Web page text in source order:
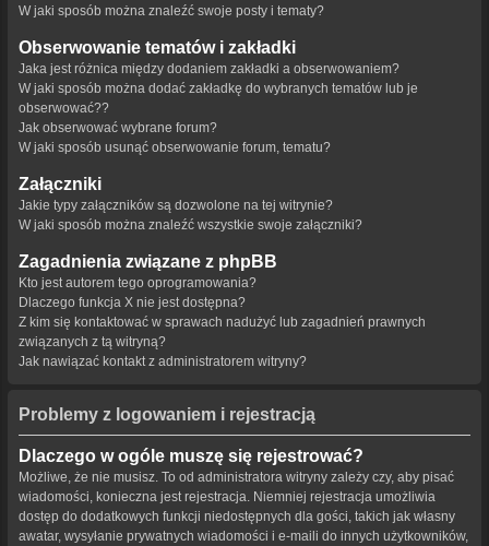
W jaki sposób można znaleźć swoje posty i tematy?
Obserwowanie tematów i zakładki
Jaka jest różnica między dodaniem zakładki a obserwowaniem?
W jaki sposób można dodać zakładkę do wybranych tematów lub je
obserwować??
Jak obserwować wybrane forum?
W jaki sposób usunąć obserwowanie forum, tematu?
Załączniki
Jakie typy załączników są dozwolone na tej witrynie?
W jaki sposób można znaleźć wszystkie swoje załączniki?
Zagadnienia związane z phpBB
Kto jest autorem tego oprogramowania?
Dlaczego funkcja X nie jest dostępna?
Z kim się kontaktować w sprawach nadużyć lub zagadnień prawnych
związanych z tą witryną?
Jak nawiązać kontakt z administratorem witryny?
Problemy z logowaniem i rejestracją
Dlaczego w ogóle muszę się rejestrować?
Możliwe, że nie musisz. To od administratora witryny zależy czy, aby pisać
wiadomości, konieczna jest rejestracja. Niemniej rejestracja umożliwia
dostęp do dodatkowych funkcji niedostępnych dla gości, takich jak własny
awatar, wysyłanie prywatnych wiadomości i e-maili do innych użytkowników,